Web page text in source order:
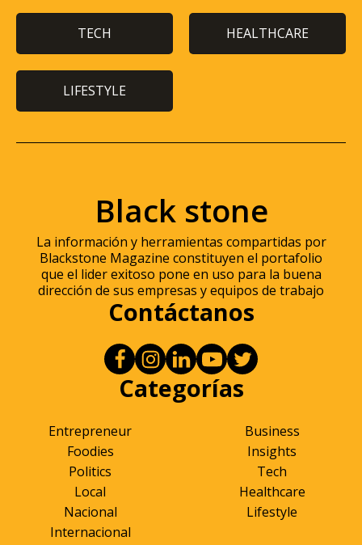
TECH HEALTHCARE
LIFESTYLE
Black stone
La información y herramientas compartidas por
Blackstone Magazine constituyen el portafolio
que el lider exitoso pone en uso para la buena
dirección de sus empresas y equipos de trabajo
Contáctanos
Categorías
Entrepreneur
Foodies
Politics
Local
Nacional
Internacional
Business
Insights
Tech
Healthcare
Lifestyle